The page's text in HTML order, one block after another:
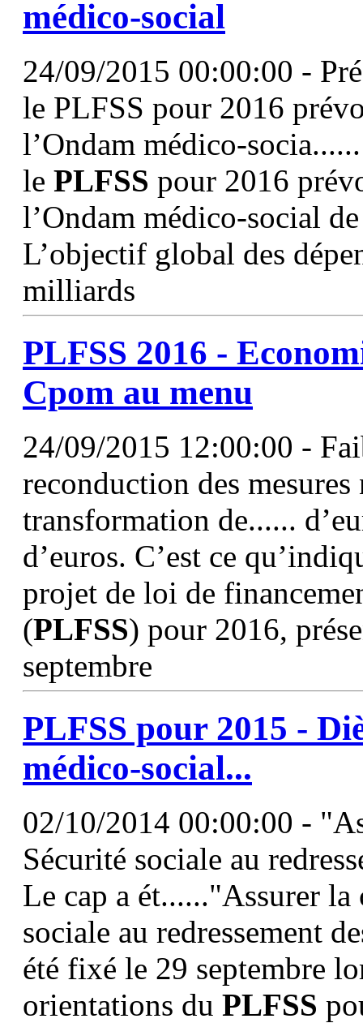
médico-social
24/09/2015 00:00:00 -
le PLFSS pour 2016
l’Ondam médico-
le PLFSS pour 2016
l’Ondam médico-social
L’objectif global des
milliards
PLFSS 2016 -
Cpom au menu
24/09/2015 12:00:00 -
reconduction des
transformation de......
d’euros. C’est ce
projet de loi de
(PLFSS) pour 2016,
septembre
PLFSS pour 2015 -
médico-social...
02/10/2014 00:00:00 -
Sécurité sociale au
Le cap a ét......"Assurer
sociale au redressement
été fixé le 29 septembre
orientations du PLFSS